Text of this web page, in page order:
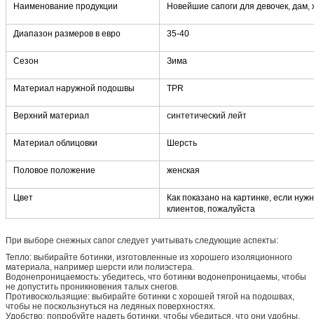
Наименование продукции Новейшие сапоги для девочек,
Диапазон размеров в евро 35-40
Сезон Зима
Материал наружной подошвы TPR
Верхний материал синтетический лейт
Материал облицовки Шерсть
Половое положение женская
Цвет
Как показано на картинке, если
клиентов, пожалуйста
При выборе снежных сапог следует учитывать следующие аспекты:
Тепло: выбирайте ботинки, изготовленные из хорошего изоляционного
материала, например шерсти или полиэстера.
Водонепроницаемость: убедитесь, что ботинки водонепроницаемы, чтобы
не допустить проникновения талых снегов.
Противоскользящие: выбирайте ботинки с хорошей тягой на подошвах,
чтобы не поскользнуться на ледяных поверхностях.
Удобство: попробуйте надеть ботинки, чтобы убедиться, что они удобны,